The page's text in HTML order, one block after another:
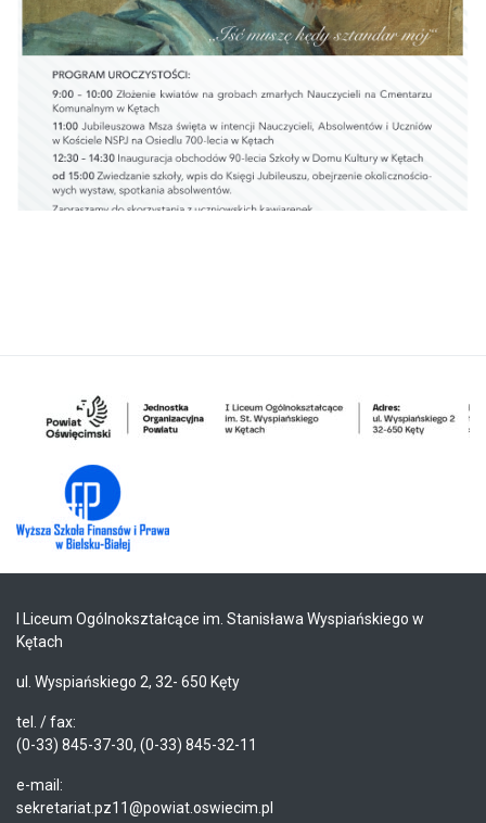
I Liceum Ogólnokształcące im. Stanisława Wyspiańskiego w
Kętach
ul. Wyspiańskiego 2, 32- 650 Kęty
tel. / fax:
(0-33) 845-37-30, (0-33) 845-32-11
e-mail:
sekretariat.pz11@powiat.oswiecim.pl